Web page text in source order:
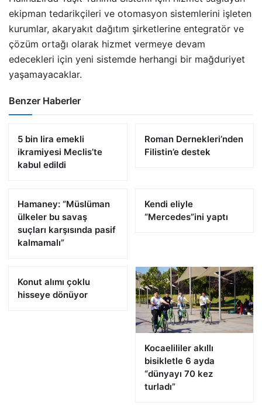
ekipman tedarikçileri ve otomasyon sistemlerini işleten
kurumlar, akaryakıt dağıtım şirketlerine entegratör ve
çözüm ortağı olarak hizmet vermeye devam
edecekleri için yeni sistemde herhangi bir mağduriyet
yaşamayacaklar.
Benzer Haberler
5 bin lira emekli
ikramiyesi Meclis’te
kabul edildi
Roman Dernekleri’nden
Filistin’e destek
Hamaney: “Müslüman
ülkeler bu savaş
suçları karşısında pasif
kalmamalı”
Kendi eliyle
“Mercedes”ini yaptı
Konut alımı çoklu
hisseye dönüyor
Kocaelililer akıllı
bisikletle 6 ayda
“dünyayı 70 kez
turladı”